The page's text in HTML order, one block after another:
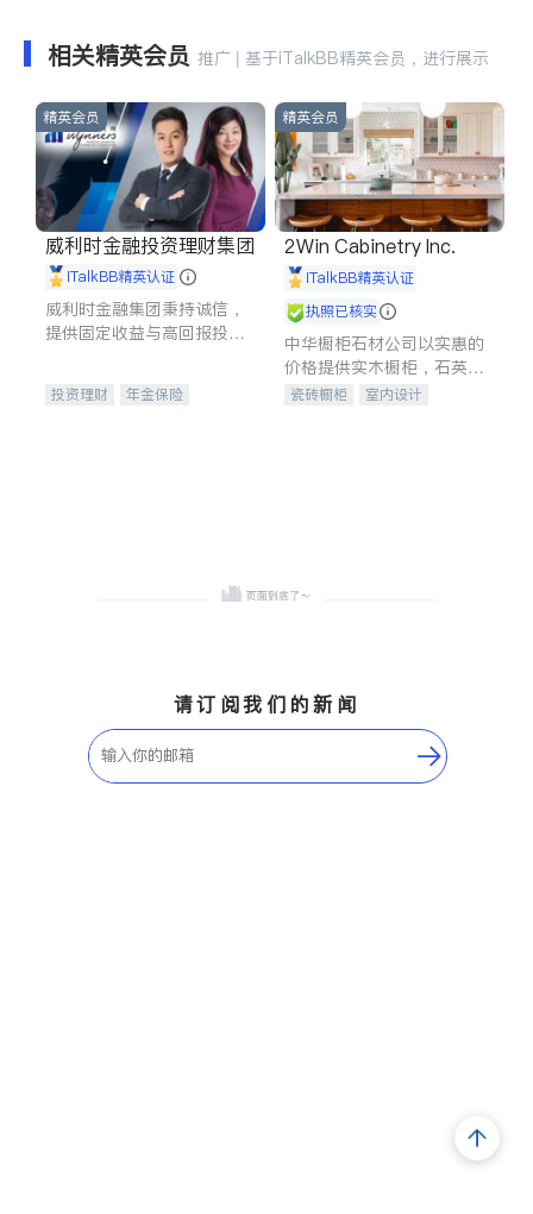
相关精英会员 推广 | 基于iTalkBB精英会员，进行展示
精英会员
威利时金融投资理财集团
iTalkBB精英认证
威利时金融集团秉持诚信，
提供固定收益与高回报投资
合，助力客户实现目标
投资理财
年金保险
精英会员
2Win Cabinetry Inc.
iTalkBB精英认证
执照已核实
中华橱柜石材公司以实惠的
价格提供实木橱柜，石英石
台面，多种优质不锈钢水
瓷砖橱柜
室内设计
请订阅我们的新闻